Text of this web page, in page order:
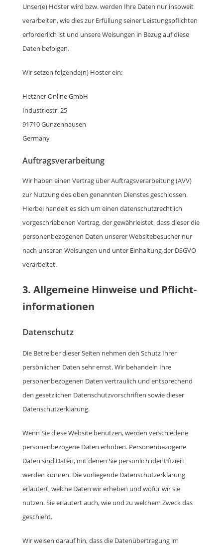
Unser(e) Hoster wird bzw. werden Ihre Daten nur insoweit
verarbeiten, wie dies zur Erfüllung seiner Leistungspflichten
erforderlich ist und unsere Weisungen in Bezug auf diese
Daten befolgen.
Wir setzen folgende(n) Hoster ein:
Hetzner Online GmbH
Industriestr. 25
91710 Gunzenhausen
Germany
Auftragsverarbeitung
Wir haben einen Vertrag über Auftragsverarbeitung (AVV)
zur Nutzung des oben genannten Dienstes geschlossen.
Hierbei handelt es sich um einen datenschutzrechtlich
vorgeschriebenen Vertrag, der gewährleistet, dass dieser die
personenbezogenen Daten unserer Websitebesucher nur
nach unseren Weisungen und unter Einhaltung der DSGVO
verarbeitet.
3. Allgemeine Hinweise und Pflicht­
informationen
Datenschutz
Die Betreiber dieser Seiten nehmen den Schutz Ihrer
persönlichen Daten sehr ernst. Wir behandeln Ihre
personenbezogenen Daten vertraulich und entsprechend
den gesetzlichen Datenschutzvorschriften sowie dieser
Datenschutzerklärung.
Wenn Sie diese Website benutzen, werden verschiedene
personenbezogene Daten erhoben. Personenbezogene
Daten sind Daten, mit denen Sie persönlich identifiziert
werden können. Die vorliegende Datenschutzerklärung
erläutert, welche Daten wir erheben und wofür wir sie
nutzen. Sie erläutert auch, wie und zu welchem Zweck das
geschieht.
Wir weisen darauf hin, dass die Datenübertragung im